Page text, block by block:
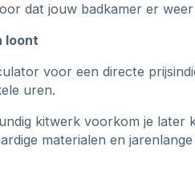
dat jouw badkamer er
loont
voor een directe
uren.
kitwerk voorkom je later
materialen en